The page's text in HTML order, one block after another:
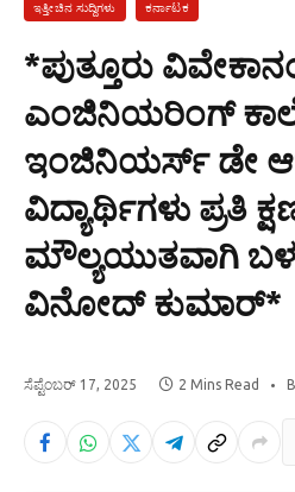
ಇತ್ತೀಚಿನ ಸುದ್ದಿಗಳು ಕರ್ನಾಟಕ
*ಪುತ್ತೂರು
ಎಂಜಿನಿಯರಿಂಗ್
ಇಂಜಿನಿಯರ್ಸ್ ಡೇ
ವಿದ್ಯಾರ್ಥಿಗಳು ಪ್ರತಿ
ಮೌಲ್ಯಯುತವಾಗಿ
ವಿನೋದ್ ಕುಮಾರ್*
ಸೆಪ್ಟೆಂಬರ್ 17, 2025 2 Mins Read